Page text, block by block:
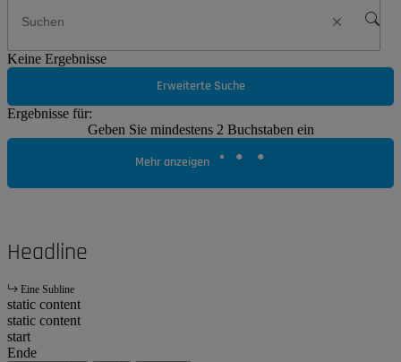
Keine Ergebnisse
Erweiterte Suche
Ergebnisse für:
Geben Sie mindestens 2 Buchstaben ein
Mehr anzeigen
Headline
Eine Subline
static content
static content
start
Ende